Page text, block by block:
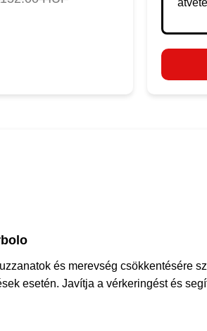
és merevség csökkentésére
esetén. Javítja a vérkeringést és